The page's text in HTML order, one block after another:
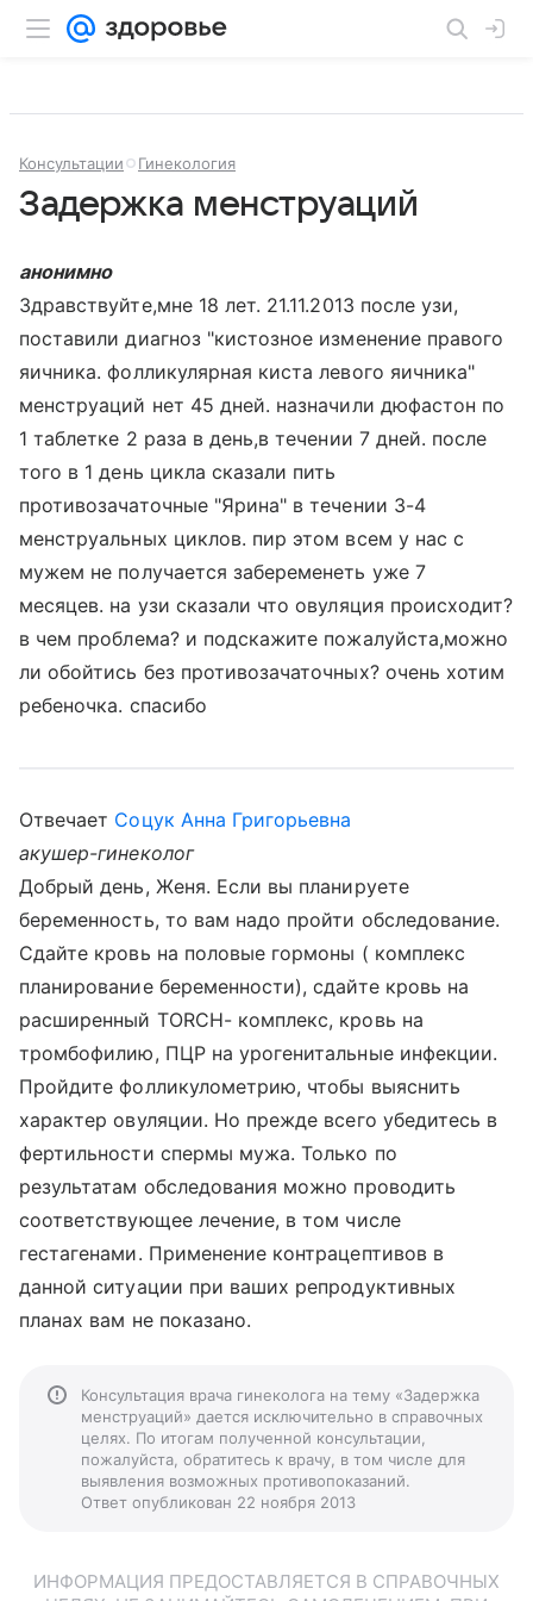
Консультации Гинекология
Задержка менструаций
анонимно
Здравствуйте,мне 18 лет. 21.11.2013 после узи,
поставили диагноз "кистозное изменение правого
яичника. фолликулярная киста левого яичника"
менструаций нет 45 дней. назначили дюфастон по
1 таблетке 2 раза в день,в течении 7 дней. после
того в 1 день цикла сказали пить
противозачаточные "Ярина" в течении 3-4
менструальных циклов. пир этом всем у нас с
мужем не получается забеременеть уже 7
месяцев. на узи сказали что овуляция происходит?
в чем проблема? и подскажите пожалуйста,можно
ли обойтись без противозачаточных? очень хотим
ребеночка. спасибо
Отвечает Соцук Анна Григорьевна
акушер-гинеколог
Добрый день, Женя. Если вы планируете
беременность, то вам надо пройти обследование.
Сдайте кровь на половые гормоны ( комплекс
планирование беременности), сдайте кровь на
расширенный TORCH- комплекс, кровь на
тромбофилию, ПЦР на урогенитальные инфекции.
Пройдите фолликулометрию, чтобы выяснить
характер овуляции. Но прежде всего убедитесь в
фертильности спермы мужа. Только по
результатам обследования можно проводить
соответствующее лечение, в том числе
гестагенами. Применение контрацептивов в
данной ситуации при ваших репродуктивных
планах вам не показано.
Консультация врача гинеколога на тему «Задержка
менструаций» дается исключительно в справочных
целях. По итогам полученной консультации,
пожалуйста, обратитесь к врачу, в том числе для
выявления возможных противопоказаний.
Ответ опубликован 22 ноября 2013
ИНФОРМАЦИЯ ПРЕДОСТАВЛЯЕТСЯ В СПРАВОЧНЫХ